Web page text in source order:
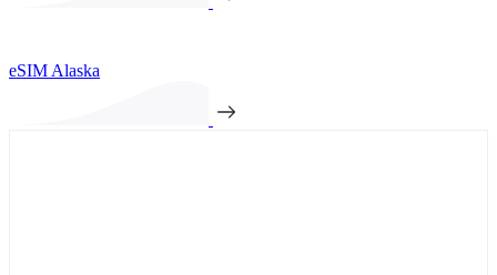
eSIM Alaska